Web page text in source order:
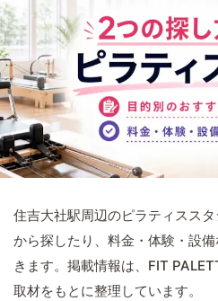
住吉大社駅周辺のピラティスス
から探したり、料金・体験・設
きます。掲載情報は、FIT
取材をもとに整理しています。